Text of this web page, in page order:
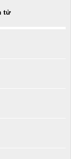
tử